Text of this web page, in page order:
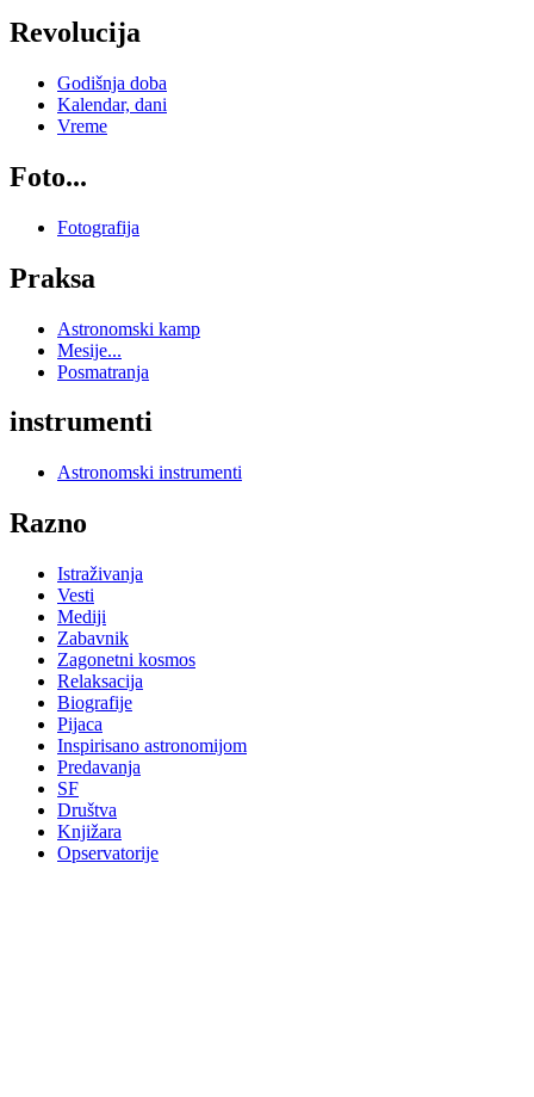
Revolucija
Godišnja doba
Kalendar, dani
Vreme
Foto...
Fotografija
Praksa
Astronomski kamp
Mesije...
Posmatranja
instrumenti
Astronomski instrumenti
Razno
Istraživanja
Vesti
Mediji
Zabavnik
Zagonetni kosmos
Relaksacija
Biografije
Pijaca
Inspirisano astronomijom
Predavanja
SF
Društva
Knjižara
Opservatorije